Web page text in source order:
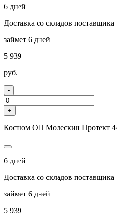
6 дней
Доставка со складов поставщика
займет 6 дней
5 939
руб.
-
+
Костюм ОП Молескин Протект
6 дней
Доставка со складов поставщика
займет 6 дней
5 939